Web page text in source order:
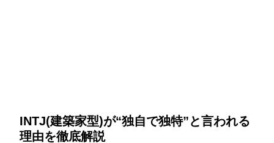
INTJ(建築家型)が“独自で独特”と言われる
理由を徹底解説